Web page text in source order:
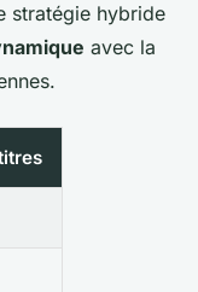
stratégie hybride
avec la